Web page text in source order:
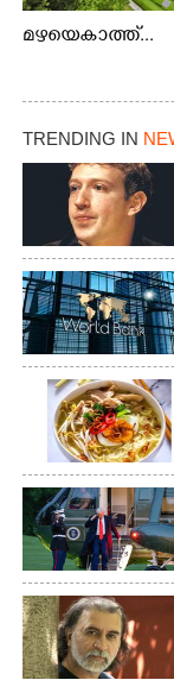
മഴയെകാത്ത്...
TRENDING IN